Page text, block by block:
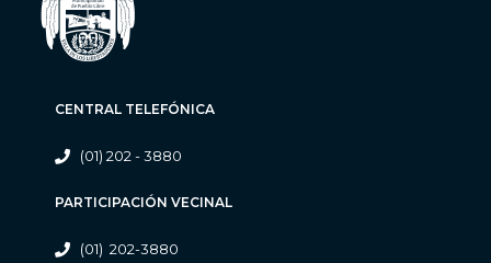
CENTRAL TELEFÓNICA
(01) 202 - 3880
PARTICIPACIÓN VECINAL
(01) 202-3880